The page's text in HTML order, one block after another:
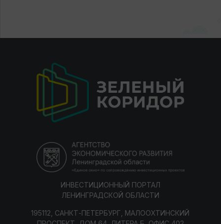
ИНВЕСТИЦИОННЫЙ ПОРТАЛ
ЛЕНИНГРАДСКОЙ ОБЛАСТИ
195112, САНКТ-ПЕТЕРБУРГ, МАЛООХТИНСКИЙ